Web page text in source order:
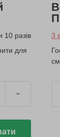
10 разів
для
3